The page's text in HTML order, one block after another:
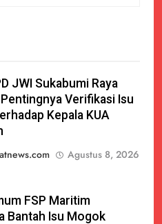
JWI Sukabumi Raya
Verifikasi Isu
Kepala KUA
Agustus 8, 2026
FSP Maritim
Bantah Isu Mogok